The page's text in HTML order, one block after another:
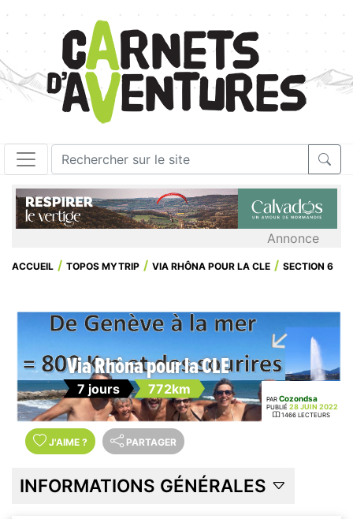
Annonce
ACCUEIL TOPOS MYTRIP VIA RHÔNA POUR LA CLE SECTION 6
Via Rhôna pour la CLE
7 jours 772km
PAR Cozondsa
PUBLIÉ 28 JUIN 2022
1466 LECTEURS
J'AIME ? PARTAGER
INFORMATIONS GÉNÉRALES